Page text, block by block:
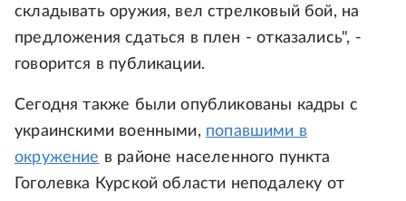
складывать оружия, вел стрелковый бой, на
предложения сдаться в плен - отказались", -
говорится в публикации.
Сегодня также были опубликованы кадры с
украинскими военными, попавшими в
окружение в районе населенного пункта
Гоголевка Курской области неподалеку от